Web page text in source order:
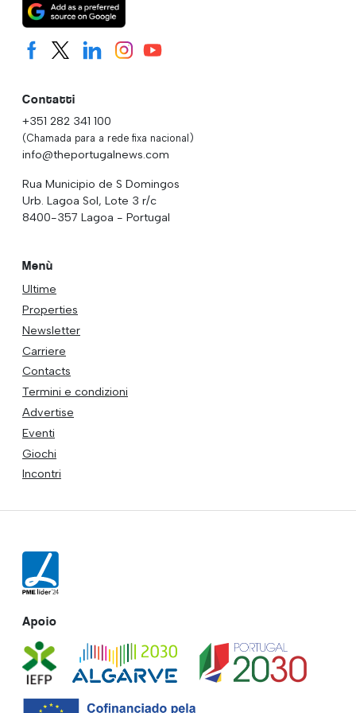
Contatti
+351 282 341 100
(Chamada para a rede fixa nacional)
info@theportugalnews.com
Rua Municipio de S Domingos
Urb. Lagoa Sol, Lote 3 r/c
8400-357 Lagoa - Portugal
Menù
Ultime
Properties
Newsletter
Carriere
Contacts
Termini e condizioni
Advertise
Eventi
Giochi
Incontri
Apoio